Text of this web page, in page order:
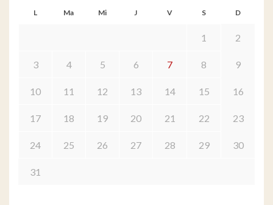
L Ma Mi J V S D
1 2
3 4 5 6 7 8 9
10 11 12 13 14 15 16
17 18 19 20 21 22 23
24 25 26 27 28 29 30
31